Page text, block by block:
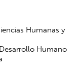
Humanas y
Humano